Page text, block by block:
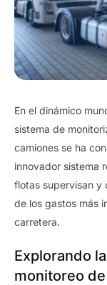
En el dinámico
sistema de
camiones se ha
innovador sistema
flotas supervisan y
de los gastos más
carretera.
Explorando
monitoreo